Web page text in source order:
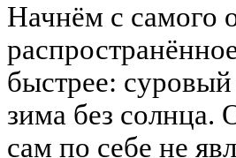
Начнём с самого
быстрее:
зима без солнца.
сам по себе не